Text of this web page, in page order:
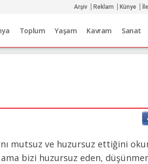
Arşiv Reklam Künye
Toplum Yaşam Kavram Sanat
mutsuz ve huzursuz ettiğini
bizi huzursuz eden,